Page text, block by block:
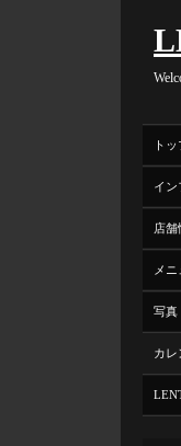
ト
イン
店舗
メニ
写真
カレ